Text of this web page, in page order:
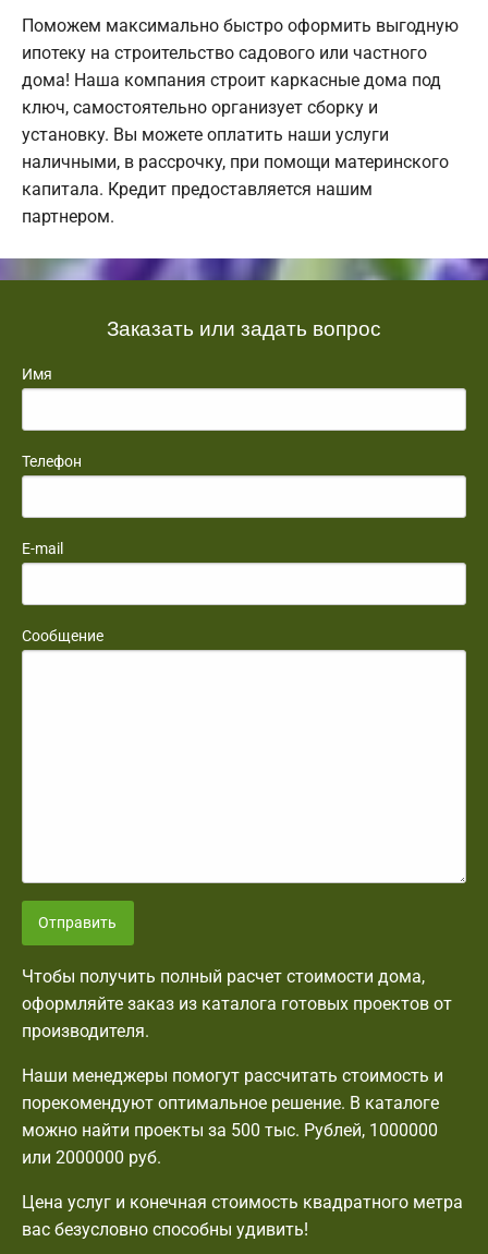
Поможем максимально быстро оформить выгодную
ипотеку на строительство садового или частного
дома! Наша компания строит каркасные дома под
ключ, самостоятельно организует сборку и
установку. Вы можете оплатить наши услуги
наличными, в рассрочку, при помощи материнского
капитала. Кредит предоставляется нашим
партнером.
Заказать или задать вопрос
Имя
Телефон
E-mail
Сообщение
Отправить
Чтобы получить полный расчет стоимости дома,
оформляйте заказ из каталога готовых проектов от
производителя.
Наши менеджеры помогут рассчитать стоимость и
порекомендуют оптимальное решение. В каталоге
можно найти проекты за 500 тыс. Рублей, 1000000
или 2000000 руб.
Цена услуг и конечная стоимость квадратного метра
вас безусловно способны удивить!